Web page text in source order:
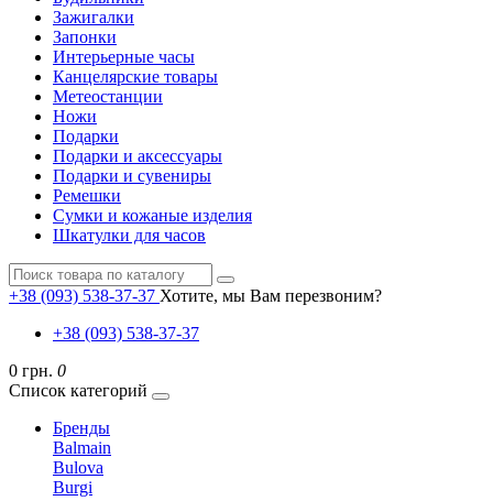
Зажигалки
Запонки
Интерьерные часы
Канцелярские товары
Метеостанции
Ножи
Подарки
Подарки и аксессуары
Подарки и сувениры
Ремешки
Сумки и кожаные изделия
Шкатулки для часов
+38 (093) 538-37-37 Хотите, мы Вам перезвоним?
+38 (093) 538-37-37
0 грн. 0
Список категорий
Бренды
Balmain
Bulova
Burgi